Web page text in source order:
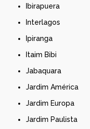
Ibirapuera
Interlagos
Ipiranga
Itaim Bibi
Jabaquara
Jardim América
Jardim Europa
Jardim Paulista